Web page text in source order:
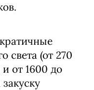
света (от 270
от 1600 до